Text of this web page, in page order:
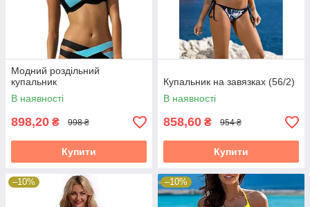
Модний роздільний
купальник
В наявності
898,20 ₴ 998 ₴
Купити
Купальник на завязках (56/2)
В наявності
858,60 ₴ 954 ₴
Купити
–10% –10%